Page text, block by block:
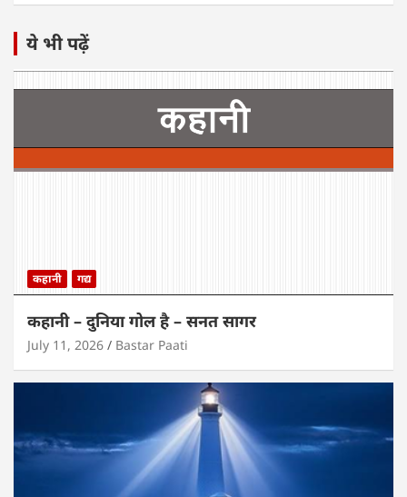
ये भी पढ़ें
कहानी गद्य
कहानी – दुनिया गोल है – सनत सागर
July 11, 2026 Bastar Paati